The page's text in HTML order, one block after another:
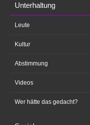
Unterhaltung
Leute
Kultur
Abstimmung
Videos
Wer hätte das gedacht?